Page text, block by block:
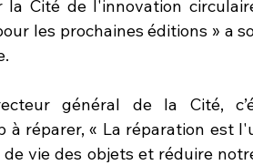
la Cité de l'innovation
les prochaines éditions » a
général de la Cité,
à réparer, « La réparation est
vie des objets et réduire